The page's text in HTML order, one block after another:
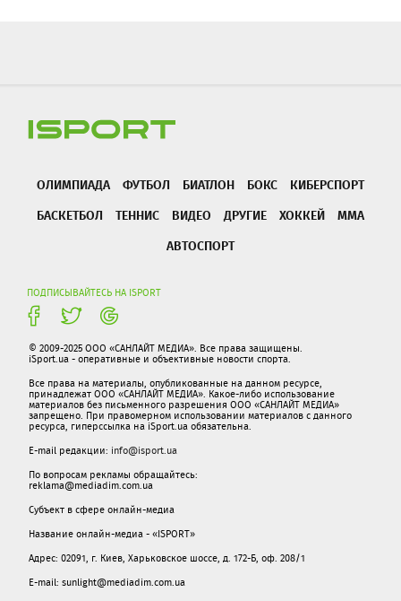
ОЛИМПИАДА ФУТБОЛ БИАТЛОН БОКС
КИБЕРСПОРТ
БАСКЕТБОЛ
ТЕННИС ВИДЕО ДРУГИЕ ХОККЕЙ
ММА
АВТОСПОРТ
ПОДПИСЫВАЙТЕСЬ НА ISPORT
© 2009-2025 ООО «САНЛАЙТ МЕДИА». Все права защищены.
iSport.ua - оперативные и объективные новости спорта.
Все права на материалы, опубликованные на данном ресурсе,
принадлежат ООО «САНЛАЙТ МЕДИА». Какое-либо использование
материалов без письменного разрешения ООО «САНЛАЙТ МЕДИА»
запрещено. При правомерном использовании материалов с данного
ресурса, гиперссылка на iSport.ua обязательна.
E-mail редакции: info@isport.ua
По вопросам рекламы обращайтесь:
reklama@mediadim.com.ua
Субъект в сфере онлайн-медиа
Название онлайн-медиа - «ISPORT»
Адрес: 02091, г. Киев, Харьковское шоссе, д. 172-Б, оф. 208/1
E-mail: sunlight@mediadim.com.ua